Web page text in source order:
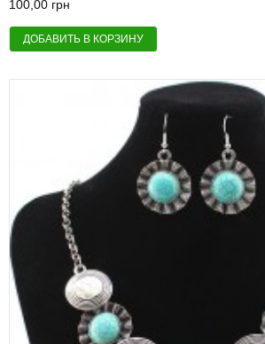
100,00 грн
ДОБАВИТЬ В КОРЗИНУ